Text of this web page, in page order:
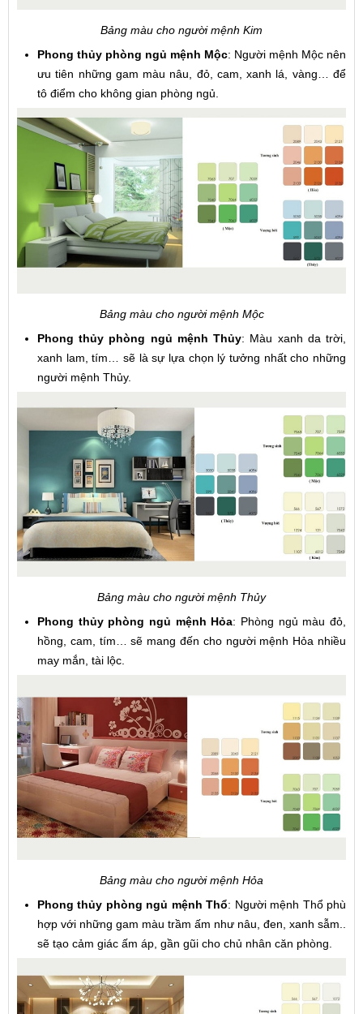
Bảng màu cho người mệnh Kim
Phong thủy phòng ngủ mệnh Mộc: Người mệnh Mộc nên
ưu tiên những gam màu nâu, đỏ, cam, xanh lá, vàng… để
tô điểm cho không gian phòng ngủ.
Bảng màu cho người mệnh Mộc
Phong thủy phòng ngủ mệnh Thủy: Màu xanh da trời,
xanh lam, tím… sẽ là sự lựa chọn lý tưởng nhất cho những
người mệnh Thủy.
Bảng màu cho người mệnh Thủy
Phong thủy phòng ngủ mệnh Hỏa: Phòng ngủ màu đỏ,
hồng, cam, tím… sẽ mang đến cho người mệnh Hỏa nhiều
may mắn, tài lộc.
Bảng màu cho người mệnh Hỏa
Phong thủy phòng ngủ mệnh Thổ: Người mệnh Thổ phù
hợp với những gam màu trầm ấm như nâu, đen, xanh sẫm..
sẽ tạo cảm giác ấm áp, gần gũi cho chủ nhân căn phòng.